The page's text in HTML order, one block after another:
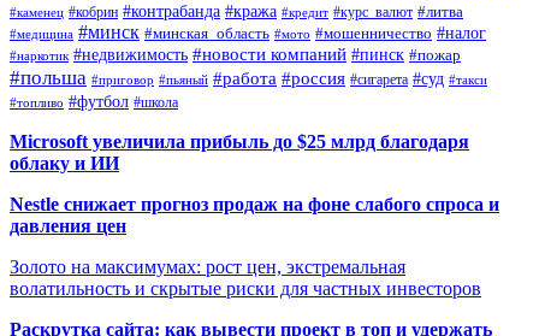
#каменец #кобрин #контрабанда #кража #кредит #курс_валют #литва
#медицина #минск #минская_область #мото #мошенничество #налог
#наркотик #недвижимость #новости компаний #пинск #пожар
#польша #приговор #пьяный #работа #россия #сигарета #суд #такси
#топливо #футбол #школа
Microsoft увеличила прибыль до $25 млрд благодаря
облаку и ИИ
Nestle снижает прогноз продаж на фоне слабого спроса и
давления цен
Золото на максимумах: рост цен, экстремальная
волатильность и скрытые риски для частных инвесторов
Раскрутка сайта: как вывести проект в топ и удержать